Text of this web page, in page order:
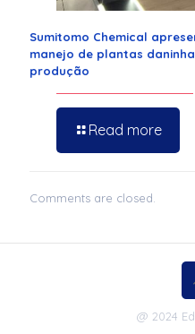
Sumitomo Chemical
manejo de plantas
produção
Read more
Comments are closed.
@ 2024